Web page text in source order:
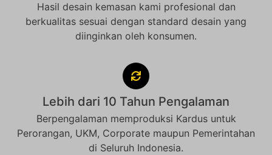
Hasil desain kemasan kami profesional dan
berkualitas sesuai dengan standard desain yang
diinginkan oleh konsumen.
Lebih dari 10 Tahun Pengalaman
Berpengalaman memproduksi Kardus untuk
Perorangan, UKM, Corporate maupun Pemerintahan
di Seluruh Indonesia.